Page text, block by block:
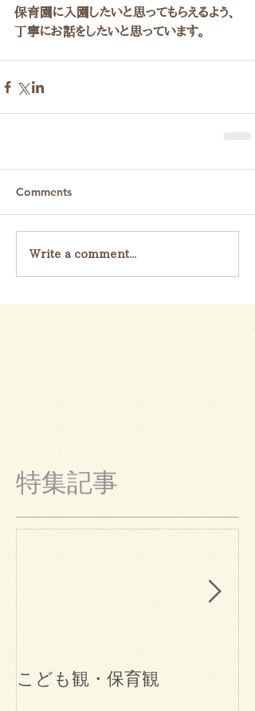
保育園に入園したいと思ってもらえるよう、
丁寧にお話をしたいと思っています。
Comments
Write a comment...
特集記事
こども観・保育観